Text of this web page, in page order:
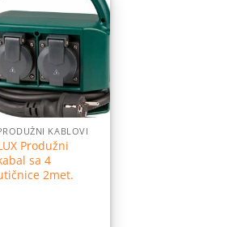
Dodaj
na
listu
želja
KABLOVI
Produžni
sa 4
2met.